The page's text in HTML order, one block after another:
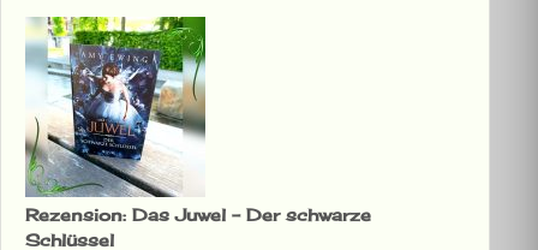
Rezension: Das Juwel – Der schwarze
Schlüssel